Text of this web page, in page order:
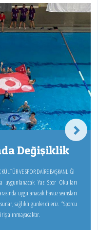
Değişiklik
uygunlanacak Yaz Spor Okulları
uygulanacak havuz seansları
günler dileriz. *Sporcu
Next